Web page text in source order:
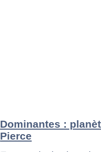
Dominantes :
Pierce